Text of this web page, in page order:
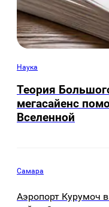
Наука
Теория
мегасайенс
Вселенной
Самара
Аэропорт Курумоч